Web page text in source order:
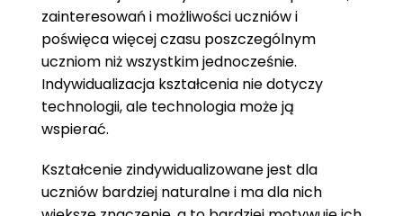
zainteresowań i możliwości uczniów i
poświęca więcej czasu poszczególnym
uczniom niż wszystkim jednocześnie.
Indywidualizacja kształcenia nie dotyczy
technologii, ale technologia może ją
wspierać.
Kształcenie zindywidualizowane jest dla
uczniów bardziej naturalne i ma dla nich